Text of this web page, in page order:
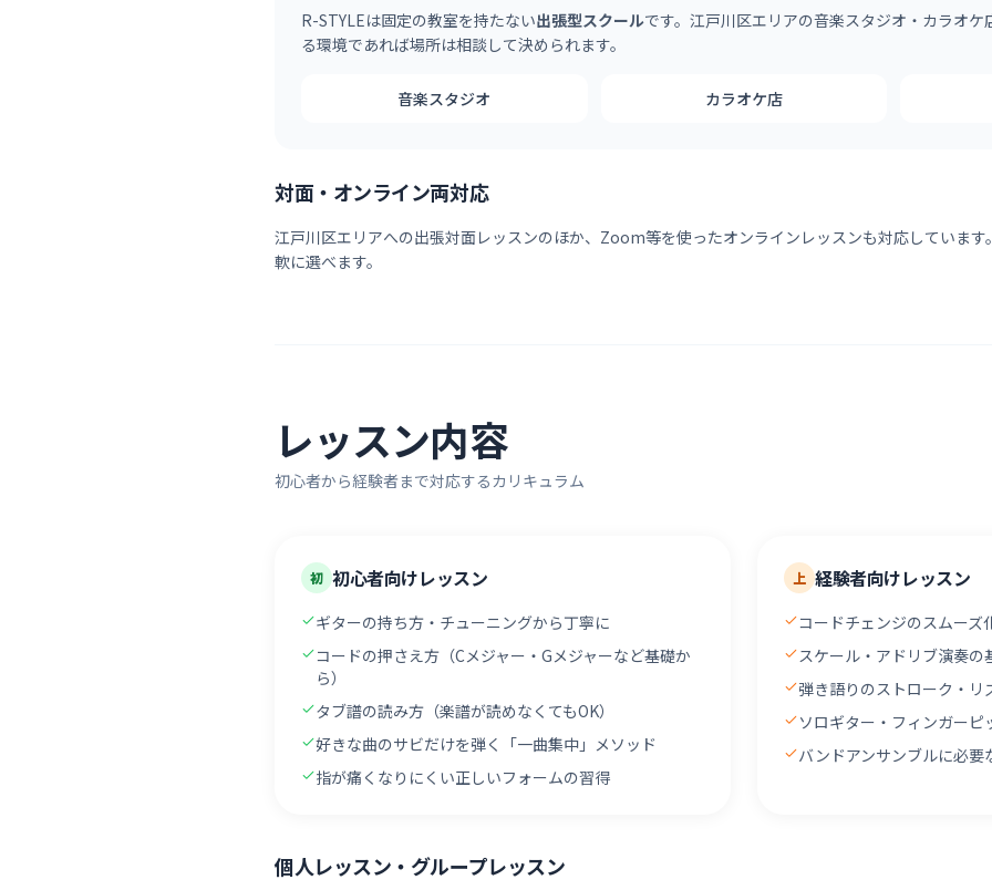
R-STYLEは固定の教室を持たない出張型スクールです。 江戸川区エリアの音楽スタジオ・カラオケ
る環境であれば場所は相談して決められます。
音楽スタジオ カラオケ店
対面・オンライン両対応
江戸川区エリアへの出張対面レッスンのほか、Zoom等を使ったオンラインレッスンも対応していま
軟に選べます。
レッスン内容
初心者から経験者まで対応するカリキュラム
初 初心者向けレッスン
ギターの持ち方・チューニングから丁寧に
コードの押さえ方（Cメジャー・Gメジャーなど基礎か
ら）
タブ譜の読み方（楽譜が読めなくてもOK）
好きな曲のサビだけを弾く「一曲集中」メソッド
指が痛くなりにくい正しいフォームの習得
上 経験者向けレッスン
コードチェンジのスムーズ
スケール・アドリブ演奏の
弾き語りのストローク・リ
ソロギター・フィンガーピ
バンドアンサンブルに必要
個人レッスン・グループレッスン